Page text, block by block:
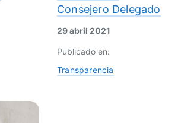
Consejero Delegado
29 abril 2021
Publicado en:
Transparencia